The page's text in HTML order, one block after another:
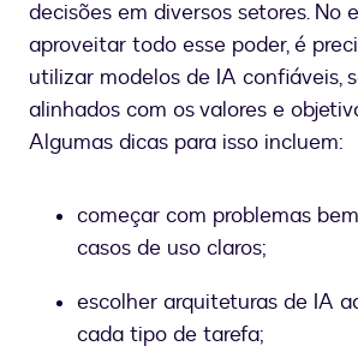
decisões em diversos setores. No
aproveitar todo esse poder, é
utilizar modelos de IA confiáveis,
alinhados com os valores e
Algumas dicas para isso incluem:
começar com problemas
casos de uso claros;
escolher arquiteturas de IA
cada tipo de tarefa;